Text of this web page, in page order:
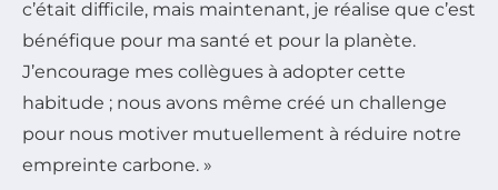
c’était difficile, mais maintenant, je réalise que c’est
bénéfique pour ma santé et pour la planète.
J’encourage mes collègues à adopter cette
habitude ; nous avons même créé un challenge
pour nous motiver mutuellement à réduire notre
empreinte carbone. »